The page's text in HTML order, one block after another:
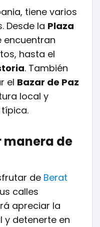
tiene varios
Desde la Plaza
encuentran
hasta el
. También
el Bazar de Paz
local y
manera de
de Berat
calles
apreciar la
detenerte en